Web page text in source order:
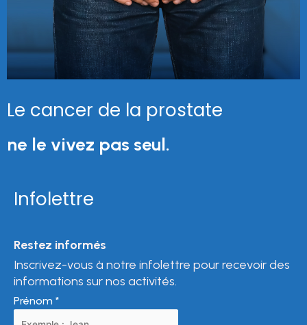
Le cancer de la prostate
ne le vivez pas seul.
Infolettre
Restez informés
Inscrivez-vous à notre infolettre pour recevoir des
informations sur nos activités.
Prénom *